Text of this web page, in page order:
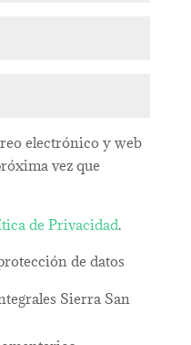
electrónico y web
vez que
de Privacidad.
de datos
Sierra San